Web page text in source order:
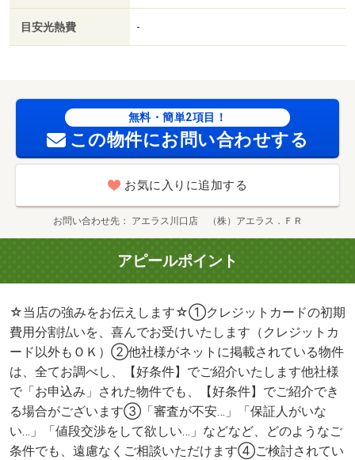
目安光熱費 -
無料・簡単2項目！
この物件にお問い合わせする
お気に入りに追加する
お問い合わせ先 アエラス川口店 （株）アエラス．ＦＲ
アピールポイント
☆当店の強みをお伝えします☆①クレジットカードの初期
費用分割払いを、喜んでお受けいたします（クレジットカ
ード以外もＯＫ）②他社様がネットに掲載されている物件
は、全てお調べし、【好条件】でご紹介いたします他社様
で「お申込み」された物件でも、【好条件】でご紹介でき
る場合がございます③「審査が不安…」「保証人がいな
い…」「値段交渉をして欲しい…」などなど、どのようなご
条件でも、遠慮なくご相談いただけます④ご検討されてい